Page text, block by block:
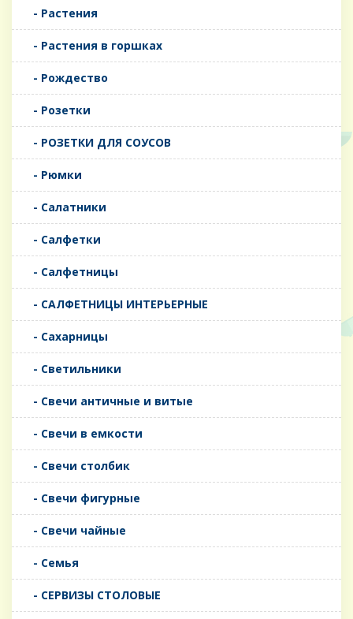
- Растения
- Растения в горшках
- Рождество
- Розетки
- РОЗЕТКИ ДЛЯ СОУСОВ
- Рюмки
- Салатники
- Салфетки
- Салфетницы
- САЛФЕТНИЦЫ ИНТЕРЬЕРНЫЕ
- Сахарницы
- Светильники
- Свечи античные и витые
- Свечи в емкости
- Свечи столбик
- Свечи фигурные
- Свечи чайные
- Семья
- СЕРВИЗЫ СТОЛОВЫЕ